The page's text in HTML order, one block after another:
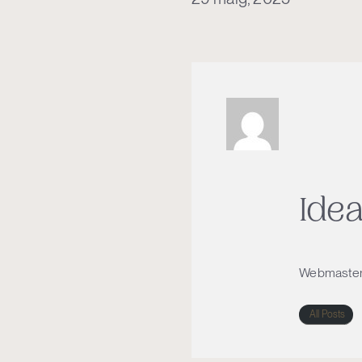
All Posts